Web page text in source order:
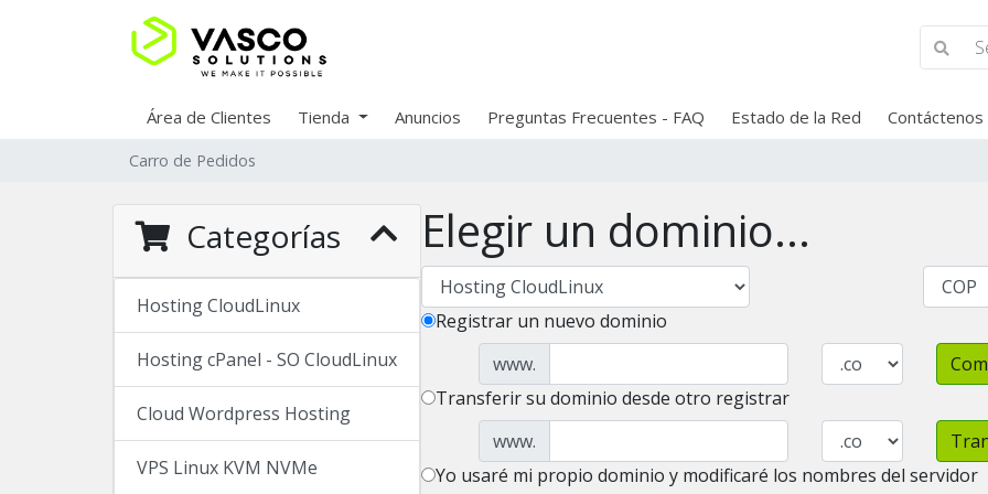
Área de Clientes Tienda Anuncios Preguntas Frecuentes - FAQ Estado de la Red Contáctenos
Carro de Pedidos
Categorías
Hosting CloudLinux
Hosting cPanel - SO CloudLinux
Cloud Wordpress Hosting
VPS Linux KVM NVMe
Elegir un dominio...
Registrar un nuevo dominio
www.
Transferir su dominio desde otro registrar
www.
Yo usaré mi propio dominio y modificaré los nombres del servidor